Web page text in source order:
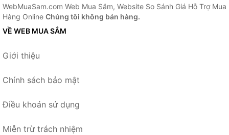
WebMuaSam.com Web Mua Sắm, Website So Sánh Giá Hỗ Trợ Mua
Hàng Online Chúng tôi không bán hàng.
VỀ WEB MUA SẮM
Giới thiệu
Chính sách bảo mật
Điều khoản sử dụng
Miễn trừ trách nhiệm